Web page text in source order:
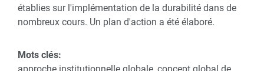
établies sur l'implémentation de la durabilité dans de
nombreux cours. Un plan d'action a été élaboré.
Mots clés: